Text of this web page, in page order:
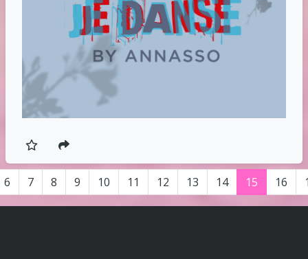
6 7 8 9 10 11 12 13 14 15 16